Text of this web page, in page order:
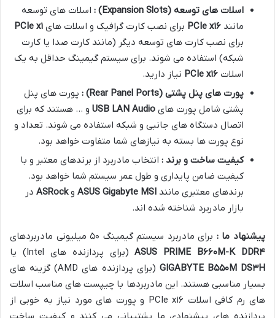
اسلات های توسعه (Expansion Slots)
: اسلات های توسعه
مانند
PCIe x۱۶ برای نصب کارت گرافیک و اسلات های PCIe x۱
برای نصب کارت های توسعه دیگر (مانند کارت صدا یا کارت
شبکه) استفاده می شوند. برای سیستم گیمینگ حداقل به یک
اسلات
PCIe x۱۶
نیاز دارید.
پورت های پنل پشتی (Rear Panel Ports)
: پورت های پنل
پشتی شامل پورت های
USB LAN Audio
و … هستند که برای
اتصال دستگاه های جانبی و شبکه استفاده می شوند. تعداد و
نوع پورت ها بسته به نیازهای شما متفاوت خواهد بود.
کیفیت ساخت و برند : انتخاب مادربرد از برندهای معتبر و با
کیفیت ضامن پایداری و طول عمر سیستم شما خواهد بود.
برندهای معتبری مانند
ASUS Gigabyte MSI وASRock در
بازار مادربرد شناخته شده اند.
پیشنهاد ما : برای مادربرد سیستم گیمینگ ۵۰ میلیونی مادربردهای
ASUS PRIME B۶۶۰M-K DDR۴
(برای پردازنده های Intel) یا
GIGABYTE B۵۵۰M DS۳H
(برای پردازنده های AMD) گزینه های
بسیار مناسبی هستند. این مادربردها با چیپست های مناسب اسلات
های رم کافی اسلات PCIe x۱۶ و پورت های مورد نیاز به خوبی از